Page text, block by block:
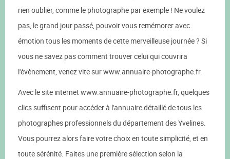
rien oublier, comme le photographe par exemple ! Ne voulez
pas, le grand jour passé, pouvoir vous remémorer avec
émotion tous les moments de cette merveilleuse journée ? Si
vous ne savez pas comment trouver celui qui couvrira
l'évènement, venez vite sur www.annuaire-photographe.fr.
Avec le site internet www.annuaire-photographe.fr, quelques
clics suffisent pour accéder à l'annuaire détaillé de tous les
photographes professionnels du département des Yvelines.
Vous pourrez alors faire votre choix en toute simplicité, et en
toute sérénité. Faites une première sélection selon la